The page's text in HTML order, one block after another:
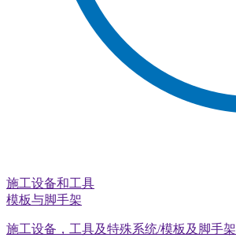
施工设备和工具
模板与脚手架
施工设备，工具及特殊系统/模板及脚手架